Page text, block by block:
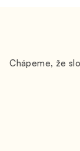
Chápeme, že